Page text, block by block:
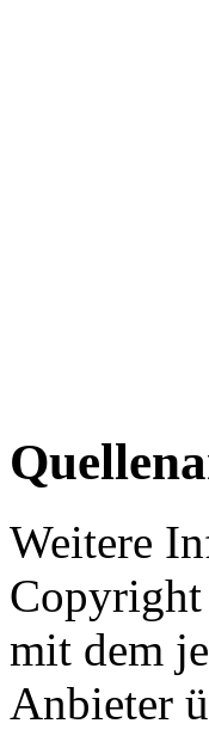
Weitere
mit dem
Anbieter